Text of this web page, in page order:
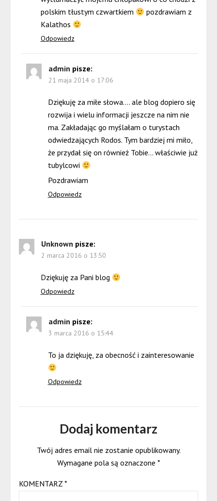
polskim tłustym czwartkiem
pozdrawiam z
Kalathos
Odpowiedz
admin pisze:
21 maja 2014 o 17:06
Dziękuję za miłe słowa…. ale blog dopiero się
rozwija i wielu informacji jeszcze na nim nie
ma. Zakładając go myślałam o turystach
odwiedzających Rodos. Tym bardziej mi miło,
że przydał się on również Tobie… właściwie już
tubylcowi
Pozdrawiam
Odpowiedz
Unknown pisze:
2 marca 2016 o 13:50
Dziękuję za Pani blog
Odpowiedz
admin pisze:
3 marca 2016 o 15:44
To ja dziękuję, za obecność i zainteresowanie
Odpowiedz
Dodaj komentarz
Twój adres email nie zostanie opublikowany.
Wymagane pola są oznaczone *
KOMENTARZ *